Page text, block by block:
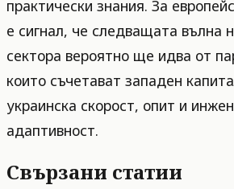
практически знания. За
е сигнал, че следващата вълна
сектора вероятно ще идва от
които съчетават западен
украинска скорост, опит и
адаптивност.
Свързани статии